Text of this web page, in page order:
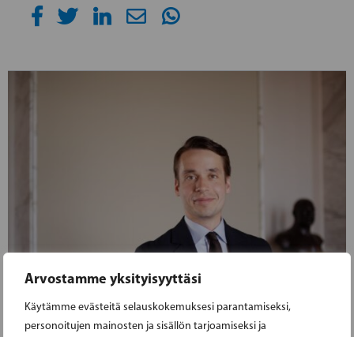
Arvostamme yksityisyyttäsi
Käytämme evästeitä selauskokemuksesi parantamiseksi,
personoitujen mainosten ja sisällön tarjoamiseksi ja